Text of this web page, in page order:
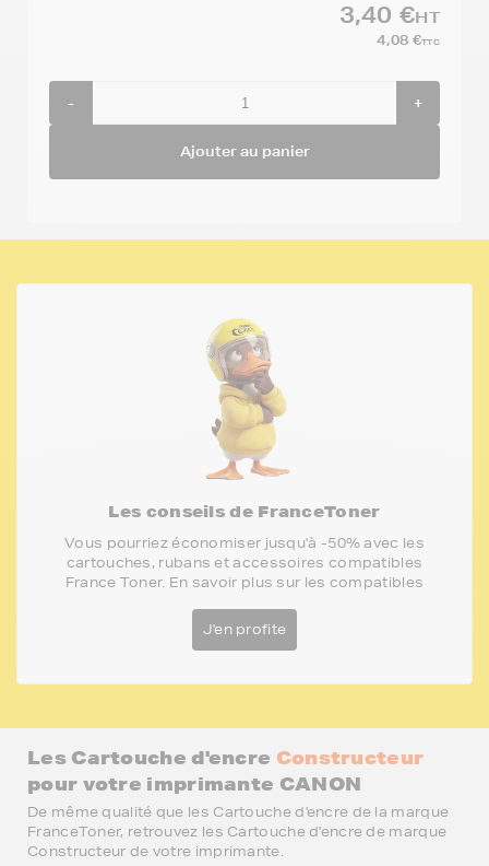
3,40 €HT
4,08 €TTC
- +
Ajouter au panier
Les conseils de FranceToner
Vous pourriez économiser jusqu'à -50% avec les
cartouches, rubans et accessoires compatibles
France Toner. En savoir plus sur les compatibles
J'en profite
Les Cartouche d'encre Constructeur
pour votre imprimante CANON
De même qualité que les Cartouche d'encre de la marque
FranceToner, retrouvez les Cartouche d'encre de marque
Constructeur de votre imprimante.